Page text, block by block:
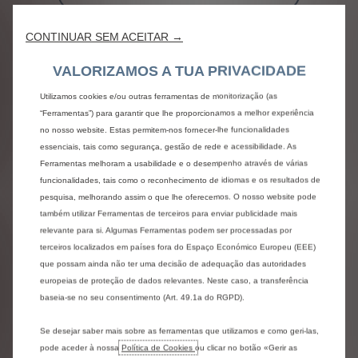
MANUTENÇÃO Ë-BOOK*
Recomendamos que siga o plano de
manutenção Citroën, projetado
especificamente para o seu Citroën híbrido
periodicidade necessária.
Aproveite o livro de Manutenção e-book, o
CONTINUAR SEM ACEITAR →
VALORIZAMOS A TUA PRIVACIDADE
Utilizamos cookies e/ou outras ferramentas de monitorização (as
“Ferramentas”) para garantir que lhe proporcionamos a melhor experiência
no nosso website. Estas permitem-nos fornecer-lhe funcionalidades
essenciais, tais como segurança, gestão de rede e acessibilidade. As
Ferramentas melhoram a usabilidade e o desempenho através de várias
funcionalidades, tais como o reconhecimento de idiomas e os resultados de
pesquisa, melhorando assim o que lhe oferecemos. O nosso website pode
também utilizar Ferramentas de terceiros para enviar publicidade mais
relevante para si. Algumas Ferramentas podem ser processadas por
terceiros localizados em países fora do Espaço Económico Europeu (EEE)
que possam ainda não ter uma decisão de adequação das autoridades
europeias de proteção de dados relevantes. Neste caso, a transferência
baseia-se no seu consentimento (Art. 49.1a do RGPD).
Se desejar saber mais sobre as ferramentas que utilizamos e como geri-las,
pode aceder à nossa Política de Cookies ou clicar no botão «Gerir as